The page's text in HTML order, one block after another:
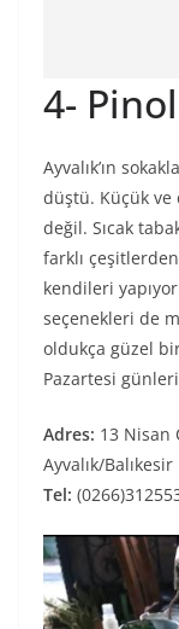
4-
Ayvalık’ın
düştü. Küçük ve
değil. Sıcak
farklı
kendileri
seçenekleri de
oldukça güzel
Pazartesi
Adres: 13 Nisan
Ayvalık/Balıkesir
Tel: